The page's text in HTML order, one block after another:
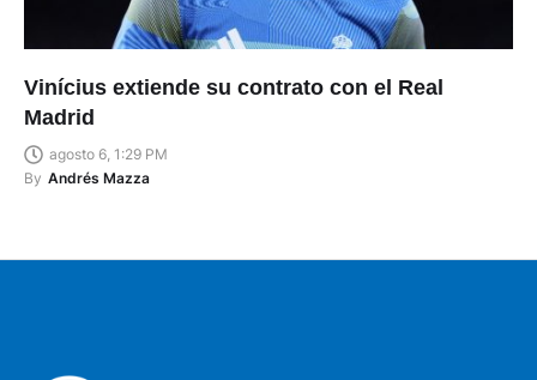
Vinícius extiende su contrato con el Real
Madrid
agosto 6, 1:29 PM
By Andrés Mazza